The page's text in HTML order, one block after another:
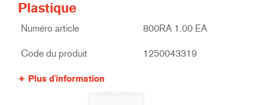
Plastique
Numéro article 800RA 1.00 EA
Code du produit 1250043319
Plus d'information